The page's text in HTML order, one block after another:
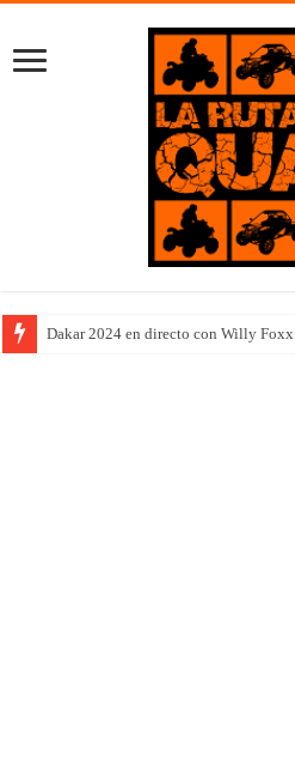
Dakar 2024 en directo con Willy Foxx